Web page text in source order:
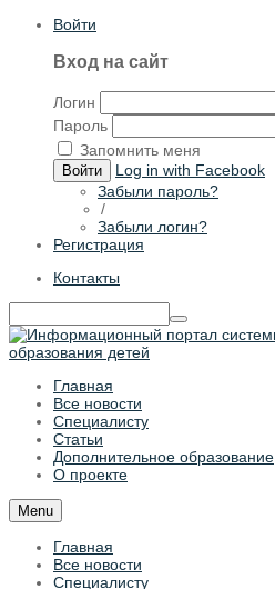
Войти
Вход на сайт
Логин
Пароль
Запомнить меня
Войти
Log in with Facebook
Забыли пароль?
/
Забыли логин?
Регистрация
Контакты
Главная
Все новости
Специалисту
Статьи
Дополнительное образование
О проекте
Menu
Главная
Все новости
Специалисту